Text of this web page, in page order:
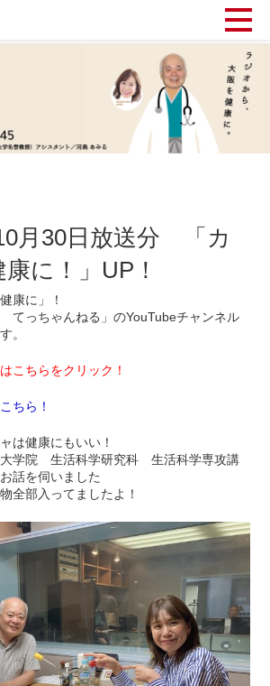
月30日放送分 「カ
に！」UP！
康に」！
てっちゃんねる」のYouTubeチャンネル
。
こちらをクリック！
ちら！
は健康にもいい！
大学院 生活科学研究科 生活科学専攻講
話を伺いました
全部入ってましたよ！